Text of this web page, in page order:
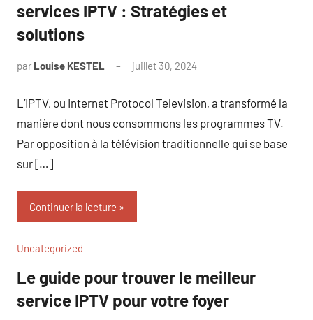
services IPTV : Stratégies et
solutions
par Louise KESTEL juillet 30, 2024
L’IPTV, ou Internet Protocol Television, a transformé la
manière dont nous consommons les programmes TV.
Par opposition à la télévision traditionnelle qui se base
sur […]
Continuer la lecture
Uncategorized
Le guide pour trouver le meilleur
service IPTV pour votre foyer